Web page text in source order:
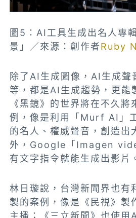
圖5：AI工具生成出名人專
景」／來源：創作者Ruby
除了AI生成圖像，AI生成聲
等，都是AI生成趨勢，更能
《黑鏡》的世界將在不久將
例，像是利用「Murf AI」
的名人、權威聲音，創造出
外，Google「Imagen
有文字指令就能生成出影片
林日璇說， 台灣新聞界也有
製的案例，像是《民視》製